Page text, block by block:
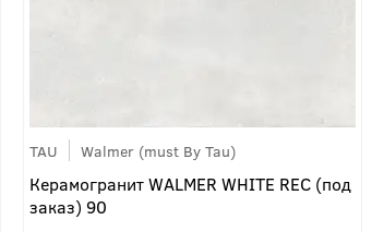
TAU Walmer (must By Tau)
Керамогранит WALMER WHITE REC (под
заказ) 90